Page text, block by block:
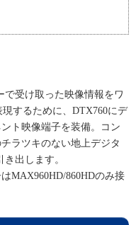
受け取った映像情報をワ
するために、DTX760にデ
ト映像端子を装備。コン
ラツキのない地上デジタ
出します。
MAX960HD/860HDのみ接